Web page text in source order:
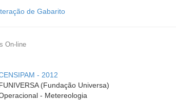
de Gabarito
On-line
- 2012
(Fundação Universa)
- Metereologia